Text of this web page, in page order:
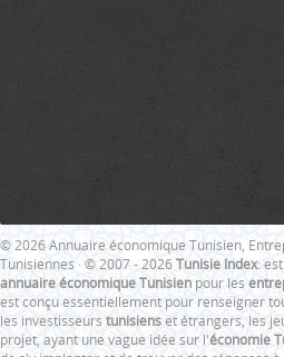
© 2026 Annuaire économique Tunisien,
Tunisiennes · © 2007 - 2026Tunisie Index:
annuaire économique Tunisien pour les
est conçu essentiellement pour renseigner
les investisseurs tunisienset étrangers, les
projet, ayant une vague idée sur l'économie